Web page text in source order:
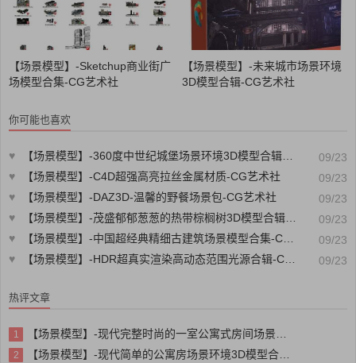
【场景模型】-Sketchup商业街广
场模型合集-CG艺术社
【场景模型】-未来城市场景环境
3D模型合辑-CG艺术社
你可能也喜欢
♥ 【场景模型】-360度中世纪城堡场景环境3D模型合辑-CG艺术社
09/23
♥
【场景模型】-C4D超强高亮拉丝金属材质-CG艺术社
09/23
♥
【场景模型】-DAZ3D-温馨的野餐场景包-CG艺术社
09/23
♥
【场景模型】-茂盛郁郁葱葱的热带棕榈树3D模型合辑-CG艺术社
09/23
♥
【场景模型】-中国超经典精细古建筑场景模型合集-CG艺术社
09/23
♥
【场景模型】-HDR超真实渲染高动态范围光源合辑-CG艺术社 09/23
热评文章
1 【场景模型】-现代完整时尚的一室公寓式房间场景环境3D模型合辑-CG艺术社
2 【场景模型】-现代简单的公寓房场景环境3D模型合辑-CG艺术社